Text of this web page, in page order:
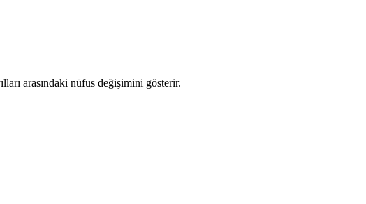
arasındaki nüfus değişimini gösterir.